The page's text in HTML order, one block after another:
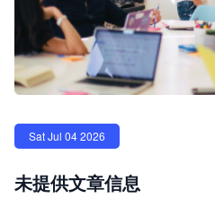
Sat Jul 04 2026
未提供文章信息